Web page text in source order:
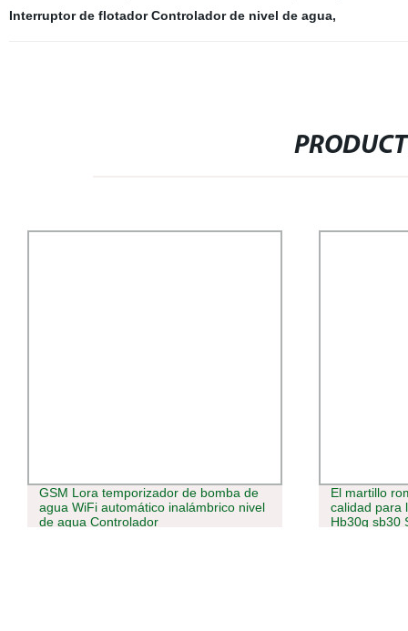
Interruptor de flotador Controlador de nivel de agua,
GSM Lora temporizador de bomba de
agua WiFi automático inalámbrico nivel
de agua Controlador
El martillo
calidad para
Hb30g sb30